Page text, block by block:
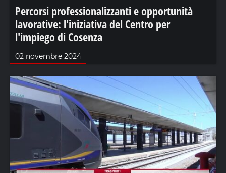
Percorsi professionalizzanti e opportunità
lavorative: l'iniziativa del Centro per
l'impiego di Cosenza
02 novembre 2024